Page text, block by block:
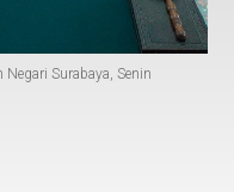
Surabaya, Senin